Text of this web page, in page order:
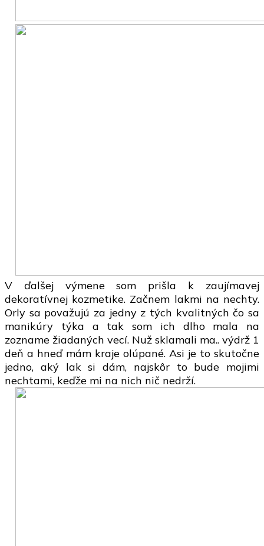
V ďalšej výmene som prišla k zaujímavej
dekoratívnej kozmetike. Začnem lakmi na nechty.
Orly sa považujú za jedny z tých kvalitných čo sa
manikúry týka a tak som ich dlho mala na
zozname žiadaných vecí. Nuž sklamali ma.. výdrž 1
deň a hneď mám kraje olúpané. Asi je to skutočne
jedno, aký lak si dám, najskôr to bude mojimi
nechtami, keďže mi na nich nič nedrží.